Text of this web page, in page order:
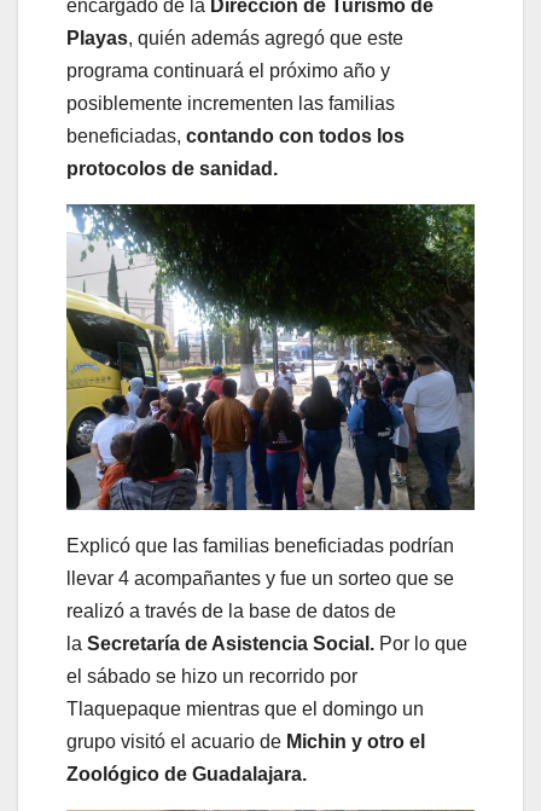
encargado de la Dirección de Turismo de
Playas, quién además agregó que este
programa continuará el próximo año y
posiblemente incrementen las familias
beneficiadas, contando con todos los
protocolos de sanidad.
Explicó que las familias beneficiadas podrían
llevar 4 acompañantes y fue un sorteo que se
realizó a través de la base de datos de
la Secretaría de Asistencia Social. Por lo que
el sábado se hizo un recorrido por
Tlaquepaque mientras que el domingo un
grupo visitó el acuario de Michin y otro el
Zoológico de Guadalajara.